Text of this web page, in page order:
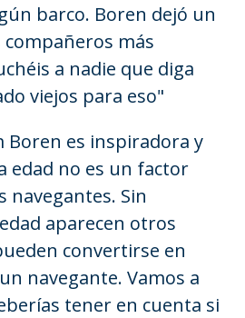
barco. Boren dejó un
más
a nadie que diga
viejos para eso"
Boren es inspiradora y
edad no es un factor
navegantes. Sin
aparecen otros
convertirse en
navegante. Vamos a
tener en cuenta si